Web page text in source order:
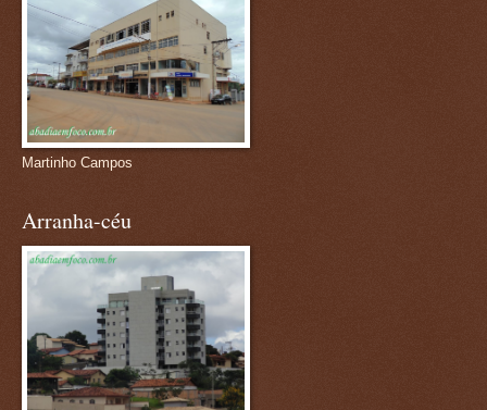
Martinho Campos
Arranha-céu